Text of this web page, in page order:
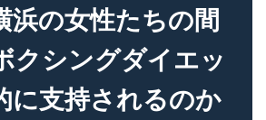
浜の女性たちの間
クシングダイエッ
に支持されるのか